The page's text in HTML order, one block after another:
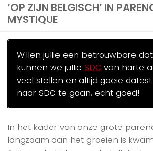
‘OP ZIJN BELGISCH’ IN
MYSTIQUE
Willen jullie een betrouwbare
kunnen we jullie SDC van harte
veel stellen en altijd goeie dates!
naar SDC te gaan, echt goed!
In het kader van onze grote
langzaam aan het groeien is